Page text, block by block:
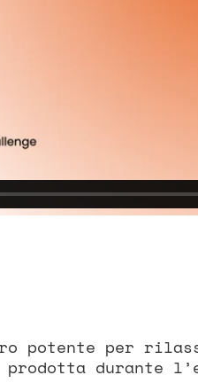
potente per
durante